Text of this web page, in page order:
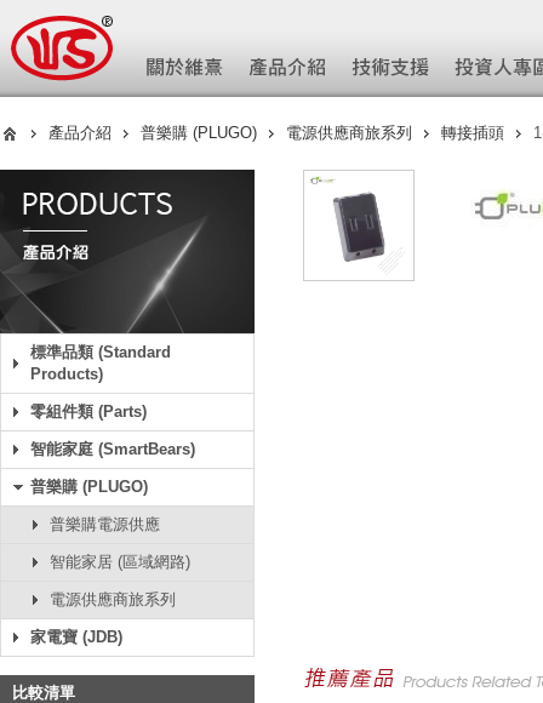
產品介紹 普樂購 (PLUGO) 電源供應商旅系列 轉接插頭
標準品類 (Standard
Products)
零組件類 (Parts)
智能家庭 (SmartBears)
普樂購 (PLUGO)
普樂購電源供應
智能家居 (區域網路)
電源供應商旅系列
家電寶 (JDB)
比較清單